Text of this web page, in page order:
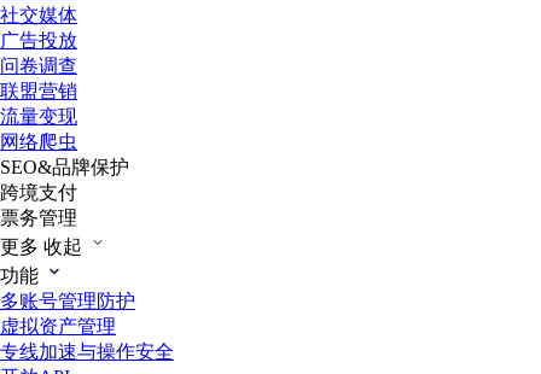
社交媒体
广告投放
问卷调查
联盟营销
流量变现
网络爬虫
SEO&品牌保护
跨境支付
票务管理
更多 收起
功能
多账号管理防护
虚拟资产管理
专线加速与操作安全